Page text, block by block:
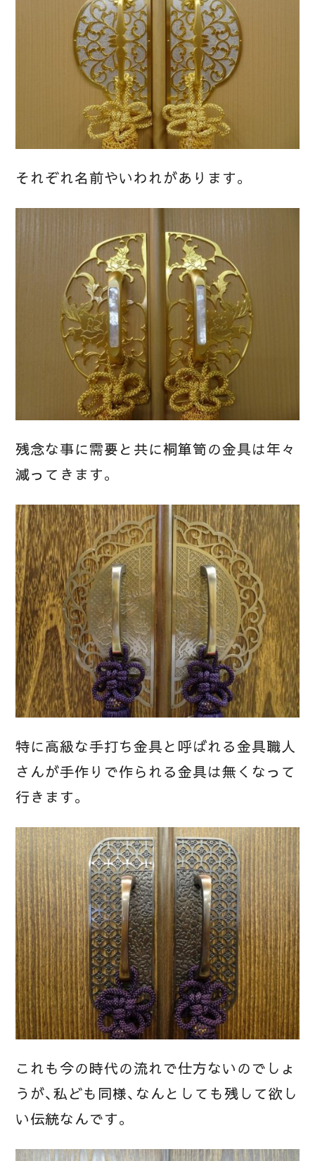
それぞれ名前やいわれがあります。
残念な事に需要と共に桐箪笥の金具は年々
減ってきます。
特に高級な手打ち金具と呼ばれる金具職人
さんが手作りで作られる金具は無くなって
行きます。
これも今の時代の流れで仕方ないのでしょ
うが、私ども同様、なんとしても残して欲し
い伝統なんです。